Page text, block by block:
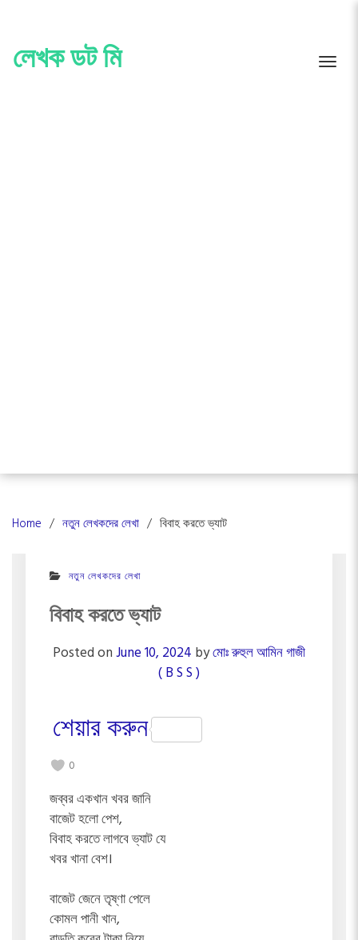
content
লেখক ডট মি
Home নতুন লেখকদের লেখা বিবাহ করতে ভ্যাট
নতুন লেখকদের লেখা
বিবাহ করতে ভ্যাট
Posted onJune 10, 2024 byমোঃ রুহুল আমিন গাজী
( B S S )
শেয়ার করুন
0
জব্বর একখান খবর জানি
বাজেট হলো পেশ,
বিবাহ করতে লাগবে ভ্যাট যে
খবর খানা বেশ।
বাজেট জেনে তৃষ্ণা পেলে
কোমল পানী খান,